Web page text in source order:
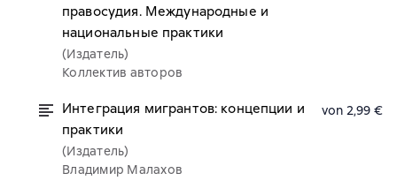
правосудия. Международные и
национальные практики
(Издатель)
Коллектив авторов
Интеграция мигрантов: концепции и
практики
(Издатель)
Владимир Малахов
von 2,99 €